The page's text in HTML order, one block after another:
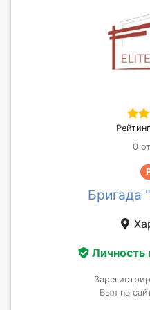
0
Бригада
Личность
Был на